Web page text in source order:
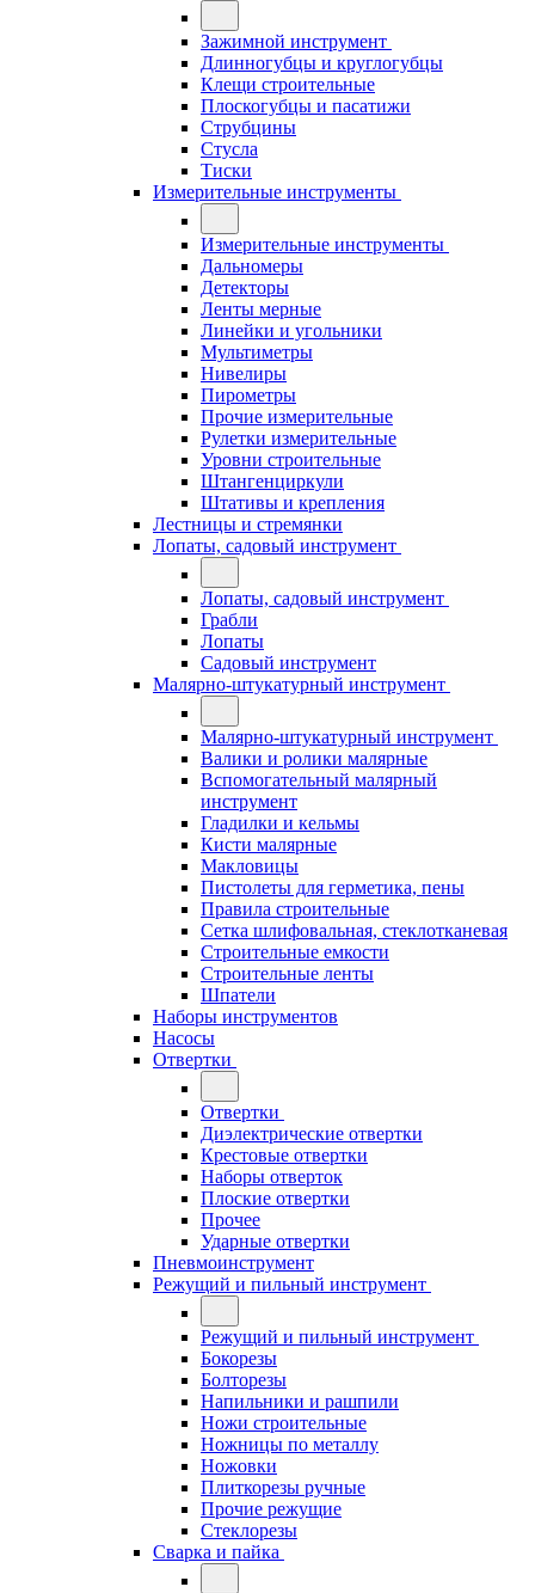
Зажимной инструмент
Длинногубцы и круглогубцы
Клещи строительные
Плоскогубцы и пасатижи
Струбцины
Стусла
Тиски
Измерительные инструменты
Измерительные инструменты
Дальномеры
Детекторы
Ленты мерные
Линейки и угольники
Мультиметры
Нивелиры
Пирометры
Прочие измерительные
Рулетки измерительные
Уровни строительные
Штангенциркули
Штативы и крепления
Лестницы и стремянки
Лопаты, садовый инструмент
Лопаты, садовый инструмент
Грабли
Лопаты
Садовый инструмент
Малярно-штукатурный инструмент
Малярно-штукатурный инструмент
Валики и ролики малярные
Вспомогательный малярный
инструмент
Гладилки и кельмы
Кисти малярные
Макловицы
Пистолеты для герметика, пены
Правила строительные
Сетка шлифовальная, стеклотканевая
Строительные емкости
Строительные ленты
Шпатели
Наборы инструментов
Насосы
Отвертки
Отвертки
Диэлектрические отвертки
Крестовые отвертки
Наборы отверток
Плоские отвертки
Прочее
Ударные отвертки
Пневмоинструмент
Режущий и пильный инструмент
Режущий и пильный инструмент
Бокорезы
Болторезы
Напильники и рашпили
Ножи строительные
Ножницы по металлу
Ножовки
Плиткорезы ручные
Прочие режущие
Стеклорезы
Сварка и пайка